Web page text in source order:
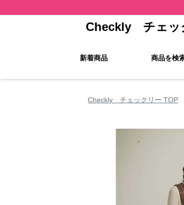
Checkly チェッ
新着商品 商品を検
Checkly チェックリー TOP